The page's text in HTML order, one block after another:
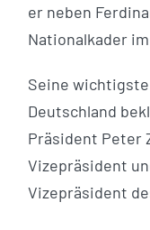
er neben
Nationalkader
Seine wichtigste
Deutschland
Präsident Peter
Vizepräsident
Vizepräsident